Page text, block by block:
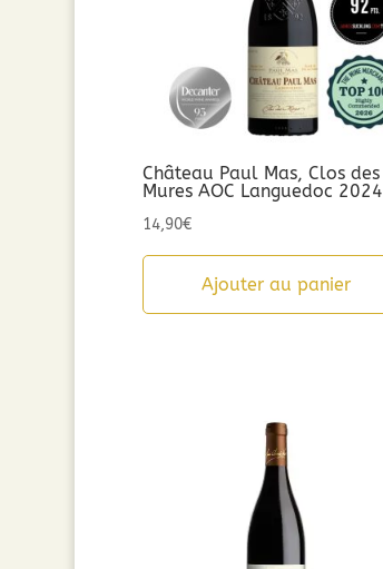
Château Paul Mas, Clos des
Mures AOC Languedoc 2024
14,90€
Ajouter au panier